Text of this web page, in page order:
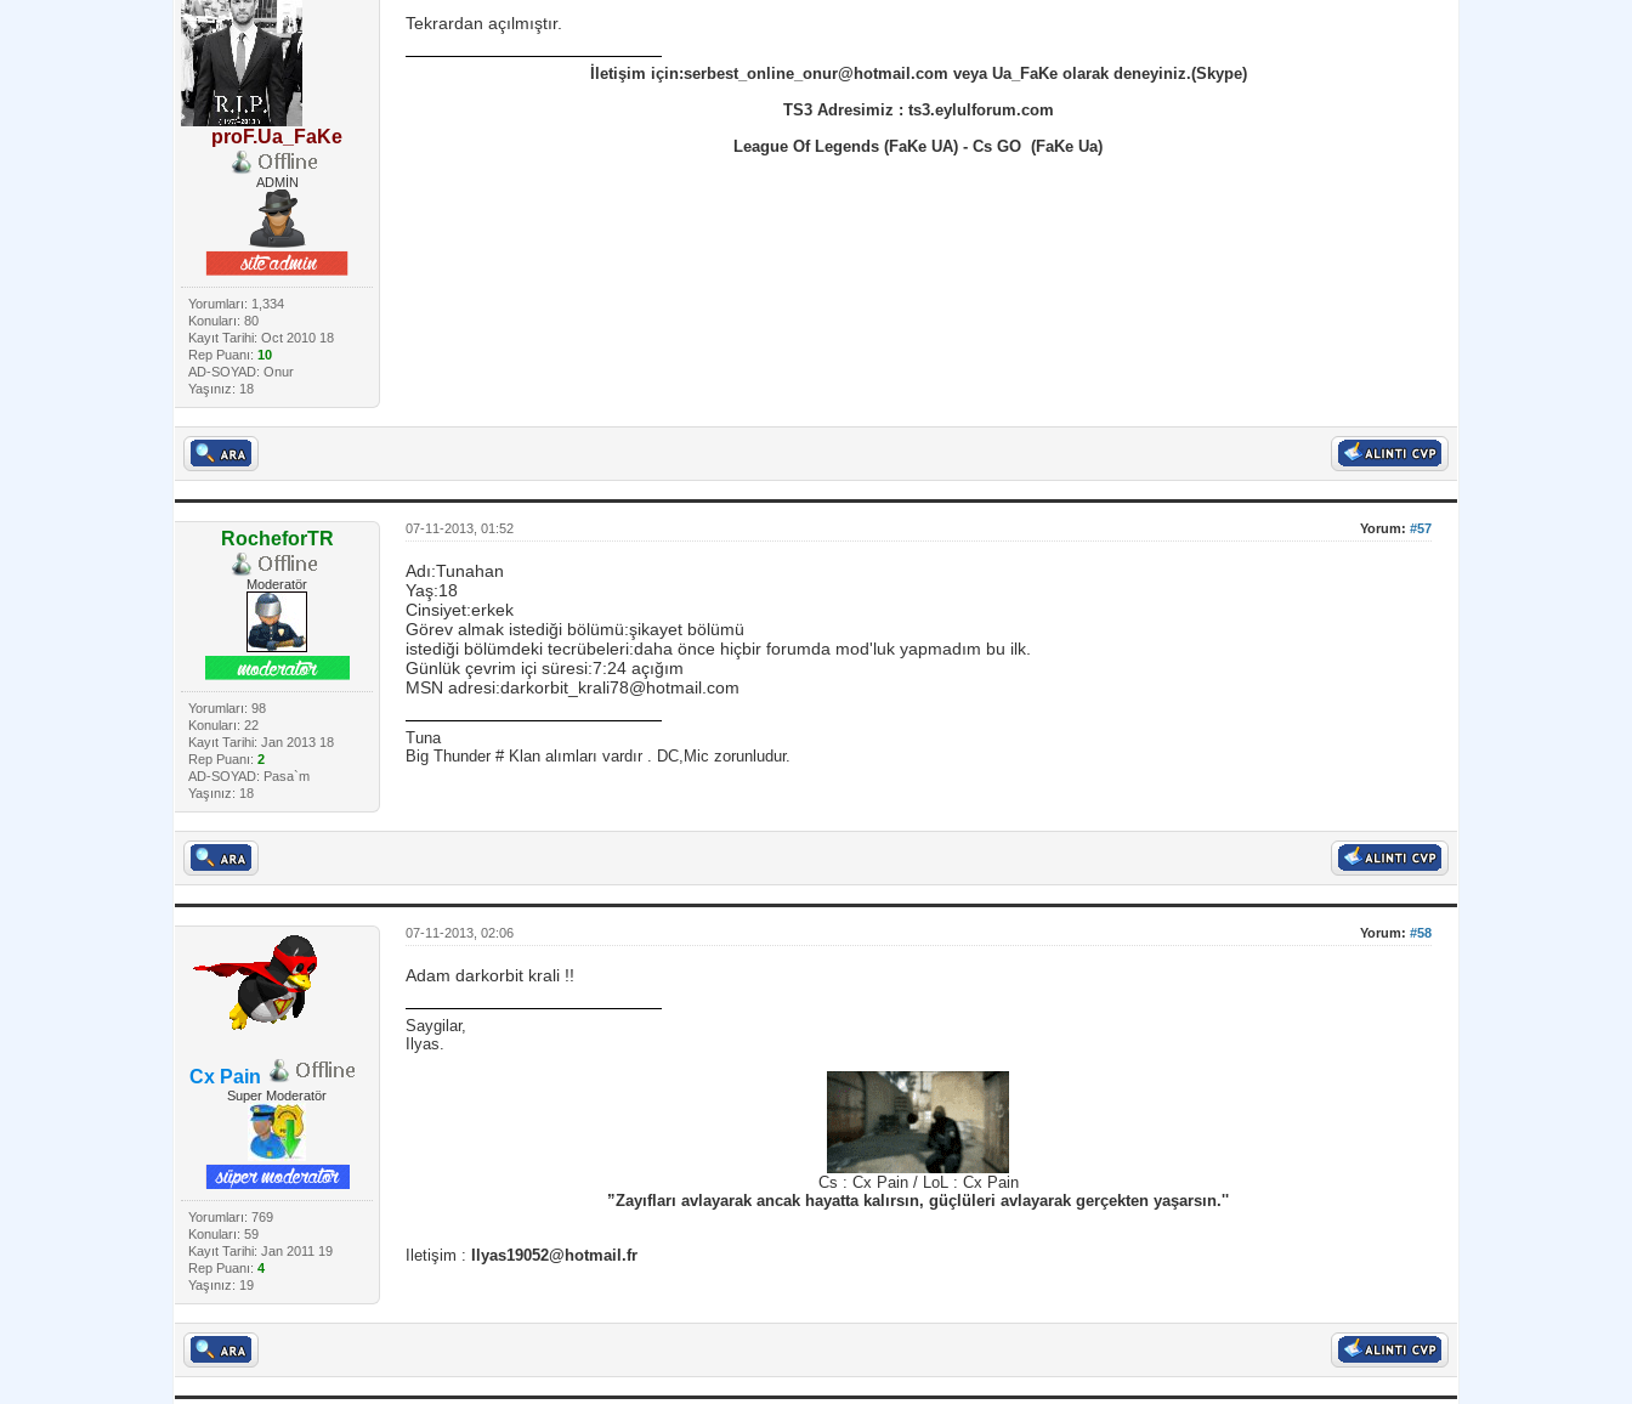
proF.Ua_FaKe
ADMİN
Yorumları: 1,334
Konuları: 80
Kayıt Tarihi: Oct 2010 18
Rep Puanı: 10
AD-SOYAD: Onur
Yaşınız: 18
Tekrardan açılmıştır.
İletişim için:serbest_online_onur@hotmail.com veya Ua_FaKe olarak deneyiniz.(Skype)
TS3 Adresimiz : ts3.eylulforum.com
League Of Legends (FaKe UA) - Cs GO (FaKe Ua)
RocheforTR
Moderatör
Yorumları: 98
Konuları: 22
Kayıt Tarihi: Jan 2013 18
Rep Puanı: 2
AD-SOYAD: Pasa`m
Yaşınız: 18
Yorum: #57
07-11-2013, 01:52
Adı:Tunahan
Yaş:18
Cinsiyet:erkek
Görev almak istediği bölümü:şikayet bölümü
istediği bölümdeki tecrübeleri:daha önce hiçbir forumda mod'luk yapmadım bu ilk.
Günlük çevrim içi süresi:7:24 açığım
MSN adresi:darkorbit_krali78@hotmail.com
Tuna
Big Thunder # Klan alımları vardır . DC,Mic zorunludur.
Cx Pain
Super Moderatör
Yorumları: 769
Konuları: 59
Kayıt Tarihi: Jan 2011 19
Rep Puanı: 4
Yaşınız: 19
Yorum: #58
07-11-2013, 02:06
Adam darkorbit krali !!
Saygilar,
Ilyas.
Cs : Cx Pain / LoL : Cx Pain
”Zayıfları avlayarak ancak hayatta kalırsın, güçlüleri avlayarak gerçekten yaşarsın.''
Iletişim : Ilyas19052@hotmail.fr